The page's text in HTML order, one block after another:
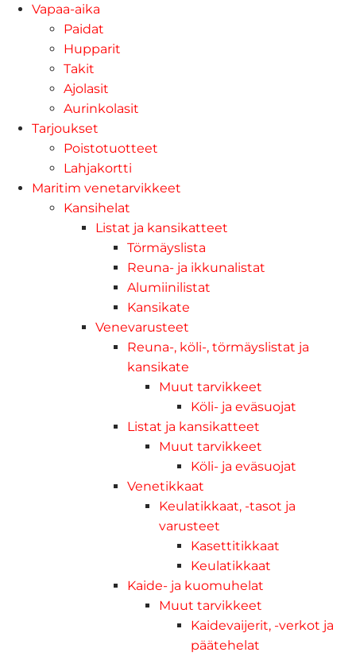
Vapaa-aika
Paidat
Hupparit
Takit
Ajolasit
Aurinkolasit
Tarjoukset
Poistotuotteet
Lahjakortti
Maritim venetarvikkeet
Kansihelat
Listat ja kansikatteet
Törmäyslista
Reuna- ja ikkunalistat
Alumiinilistat
Kansikate
Venevarusteet
Reuna-, köli-, törmäyslistat ja
kansikate
Muut tarvikkeet
Köli- ja eväsuojat
Listat ja kansikatteet
Muut tarvikkeet
Köli- ja eväsuojat
Venetikkaat
Keulatikkaat, -tasot ja
varusteet
Kasettitikkaat
Keulatikkaat
Kaide- ja kuomuhelat
Muut tarvikkeet
Kaidevaijerit, -verkot ja
päätehelat